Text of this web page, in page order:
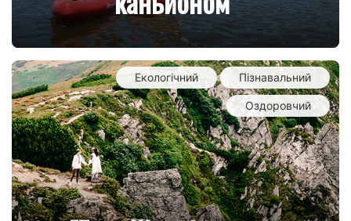
new Екологічний Пізнавальний
Оздоровчий